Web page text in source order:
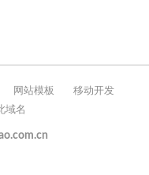
网站模板
移动开发
域名